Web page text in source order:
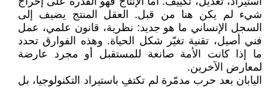
شيء لم يكن هنا من قبل. العقل المنتج يضيف إلى
السجل الإنساني ما هو جديد: نظرية، قانون علمي، عمل
فني أصيل، تقنية تغيّر شكل الحياة. وهذه الفوارق تحدد
ما إذا كانت الأمة صانعة للمستقبل أو مجرد عارضة
لمعارض الآخرين.
اليابان بعد حرب مدمّرة لم تكتفِ باستيراد التكنولوجيا، بل